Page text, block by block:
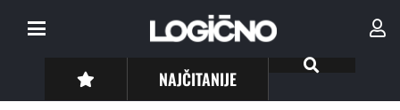
NAJČITANIJE